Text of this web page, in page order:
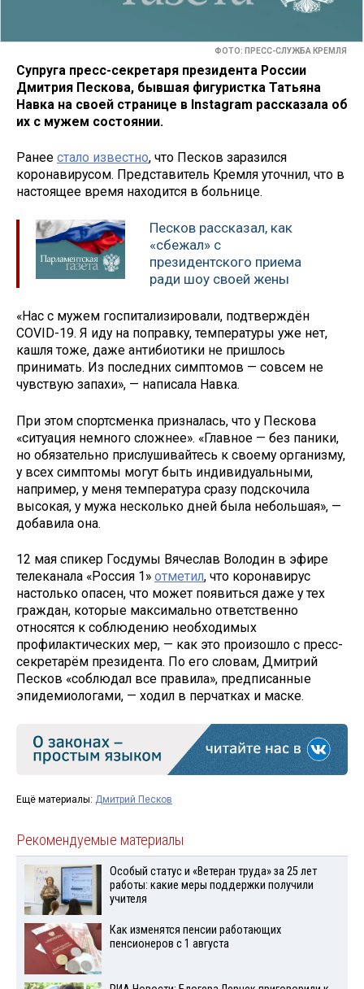
ФОТО: ПРЕСС-СЛУЖБА КРЕМЛЯ
Супруга пресс-секретаря президента России
Дмитрия Пескова, бывшая фигуристка Татьяна
Навка на своей странице в Instagram рассказала об
их с мужем состоянии.
Ранее стало известно, что Песков заразился
коронавирусом. Представитель Кремля уточнил, что в
настоящее время находится в больнице.
Песков рассказал, как
«сбежал» с
президентского приема
ради шоу своей жены
«Нас с мужем госпитализировали, подтверждён
COVID-19. Я иду на поправку, температуры уже нет,
кашля тоже, даже антибиотики не пришлось
принимать. Из последних симптомов — совсем не
чувствую запахи», — написала Навка.
При этом спортсменка призналась, что у Пескова
«ситуация немного сложнее». «Главное — без паники,
но обязательно прислушивайтесь к своему организму,
у всех симптомы могут быть индивидуальными,
например, у меня температура сразу подскочила
высокая, у мужа несколько дней была небольшая», —
добавила она.
12 мая спикер Госдумы Вячеслав Володин в эфире
телеканала «Россия 1» отметил, что коронавирус
настолько опасен, что может появиться даже у тех
граждан, которые максимально ответственно
относятся к соблюдению необходимых
профилактических мер, — как это произошло с пресс-
секретарём президента. По его словам, Дмитрий
Песков «соблюдал все правила», предписанные
эпидемиологами, — ходил в перчатках и маске.
Ещё материалы: Дмитрий Песков
Рекомендуемые материалы
Особый статус и «Ветеран труда» за 25 лет
работы: какие меры поддержки получили
учителя
Как изменятся пенсии работающих
пенсионеров с 1 августа